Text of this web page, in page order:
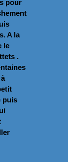
pour
A la
le
.
puis